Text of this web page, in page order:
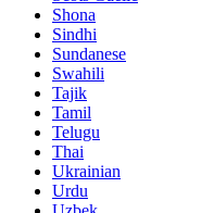
Shona
Sindhi
Sundanese
Swahili
Tajik
Tamil
Telugu
Thai
Ukrainian
Urdu